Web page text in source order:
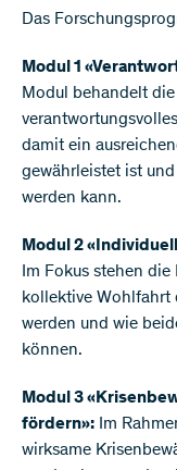
Das
Modul 1
Modul behandelt
damit ein
gewährleistet ist
werden kann.
Modul 2
Im Fokus stehen
kollektive Wohlfahrt
werden und wie
können.
Modul 3
fördern»: Im
wirksame